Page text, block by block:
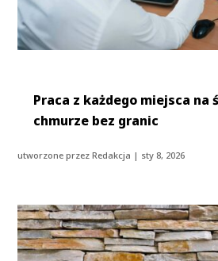
Praca z każdego miejsca na
chmurze bez granic
utworzone przezRedakcja | sty 8, 2026